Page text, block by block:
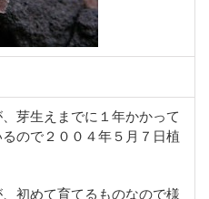
芽生えまでに１年かかって
ので２００４年５月７日植
初めて育てるものなので様